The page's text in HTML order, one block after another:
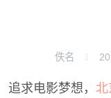
佚名
追求电影梦想，